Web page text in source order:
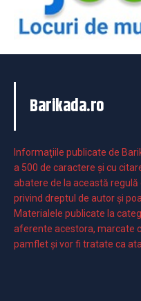
Barikada.ro
Informaţiile publicate de
a 500 de caractere şi cu
abatere de la această
privind dreptul de autor și
Materialele publicate la
aferente acestora, marcate
pamflet și vor fi tratate ca